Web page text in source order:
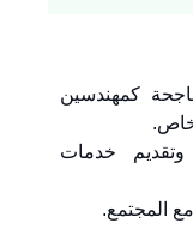
كمهندسين
خدمات